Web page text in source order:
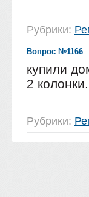
Рубрики:
Вопрос №1166
купили
2
Рубрики: